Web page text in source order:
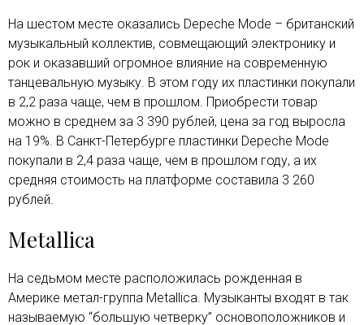
На шестом месте оказались Depeche Mode – британский
музыкальный коллектив, совмещающий электронику и
рок и оказавший огромное влияние на современную
танцевальную музыку. В этом году их пластинки покупали
в 2,2 раза чаще, чем в прошлом. Приобрести товар
можно в среднем за 3 390 рублей, цена за год выросла
на 19%. В Санкт-Петербурге пластинки Depeche Mode
покупали в 2,4 раза чаще, чем в прошлом году, а их
средняя стоимость на платформе составила 3 260
рублей.
Metallica
На седьмом месте расположилась рожденная в
Америке метал-группа Metallica. Музыканты входят в так
называемую “большую четверку” основоположников и